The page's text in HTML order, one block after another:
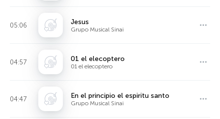
05:06 Jesus
Grupo Musical Sinai
04:57 01 el elecoptero
01 el elecoptero
04:47 En el principio el espiritu santo
Grupo Musical Sinai